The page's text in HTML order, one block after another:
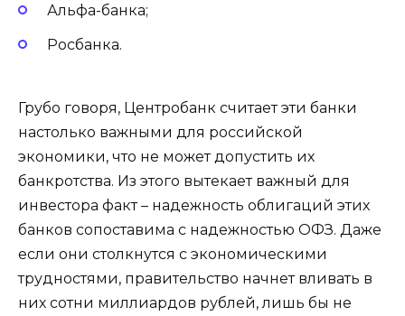
Альфа-банка;
Росбанка.
Грубо говоря, Центробанк считает эти банки
настолько важными для российской
экономики, что не может допустить их
банкротства. Из этого вытекает важный для
инвестора факт – надежность облигаций этих
банков сопоставима с надежностью ОФЗ. Даже
если они столкнутся с экономическими
трудностями, правительство начнет вливать в
них сотни миллиардов рублей, лишь бы не